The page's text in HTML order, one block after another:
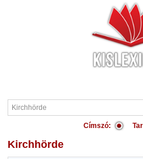
Címszó:
Kirchhörde